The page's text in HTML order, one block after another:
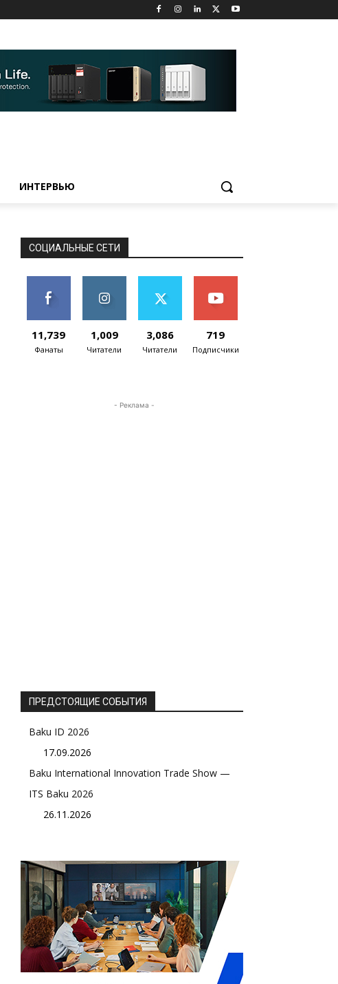
ИНТЕРВЬЮ
СОЦИАЛЬНЫЕ СЕТИ
11,739
Фанаты
1,009
Читатели
3,086
Читатели
719
Подписчики
- Реклама -
ПРЕДСТОЯЩИЕ СОБЫТИЯ
Baku ID 2026
17.09.2026
Baku International Innovation Trade Show —
ITS Baku 2026
26.11.2026